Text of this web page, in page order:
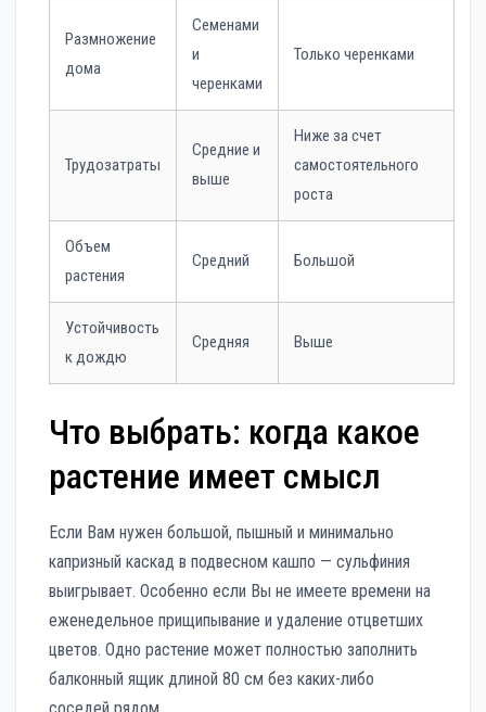
Размножение
дома
Семенами
и
черенками
Только черенками
Трудозатраты
Средние и
выше
Ниже за счет
самостоятельного
роста
Объем
растения
Средний Большой
Устойчивость
к дождю
Средняя Выше
Что выбрать: когда какое
растение имеет смысл
Если Вам нужен большой, пышный и минимально
капризный каскад в подвесном кашпо — сульфиния
выигрывает. Особенно если Вы не имеете времени на
еженедельное прищипывание и удаление отцветших
цветов. Одно растение может полностью заполнить
балконный ящик длиной 80 см без каких-либо